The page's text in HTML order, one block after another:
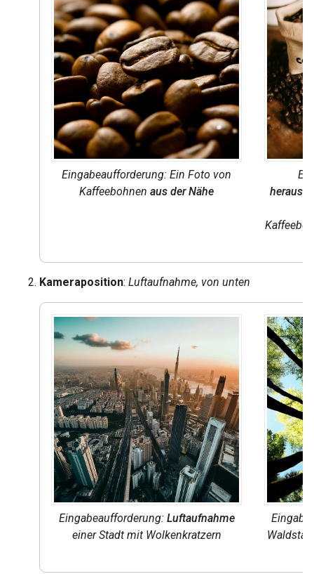
Eingabeaufforderung: Ein Foto von
Kaffeebohnen aus der Nähe
Kameraposition: Luftaufnahme, von unten
Eingabeaufforderung: Luftaufnahme
einer Stadt mit Wolkenkratzern